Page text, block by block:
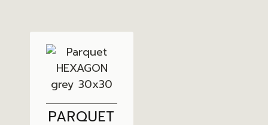
PARQUET